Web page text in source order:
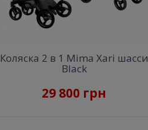
Коляска 2 в 1 Mima Xari шасси
Black
29 800 грн